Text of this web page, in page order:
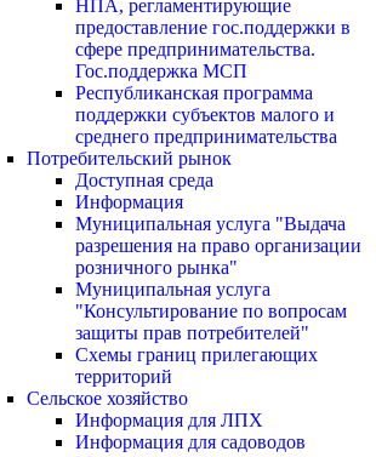
НПА, регламентирующие
предоставление гос.поддержки в
сфере предпринимательства.
Гос.поддержка МСП
Республиканская программа
поддержки субъектов малого и
среднего предпринимательства
Потребительский рынок
Доступная среда
Информация
Муниципальная услуга "Выдача
разрешения на право организации
розничного рынка"
Муниципальная услуга
"Консультирование по вопросам
защиты прав потребителей"
Схемы границ прилегающих
территорий
Сельское хозяйство
Информация для ЛПХ
Информация для садоводов